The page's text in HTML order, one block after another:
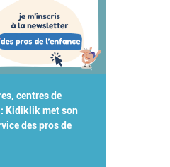
centres de
Kidiklik met son
des pros de